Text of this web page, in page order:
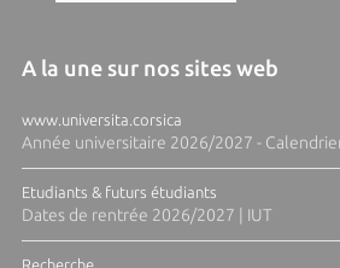
A la une sur nos sites web
www.universita.corsica
Année universitaire 2026/2027 -
Etudiants & futurs étudiants
Dates de rentrée 2026/2027 | IUT
Recherche